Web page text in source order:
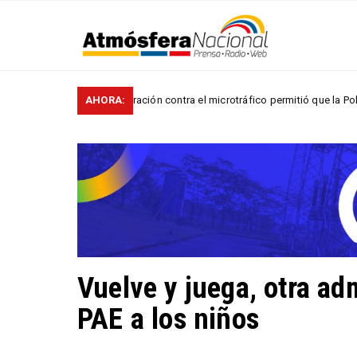
AHORA:
Operación contra el microtráfico permitió que la Policía
Vuelve y juega, otra
PAE a los niños